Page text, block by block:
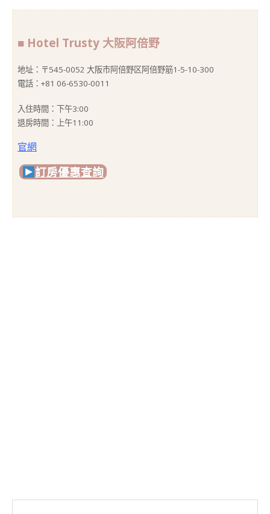
■ Hotel Trusty 大阪阿倍野
地址：〒545-0052 大阪市阿倍野区阿倍野筋1-5-10-300
電話：+81 06-6530-0011
入住時間：下午3:00
退房時間：上午11:00
官網
訂房優惠查詢